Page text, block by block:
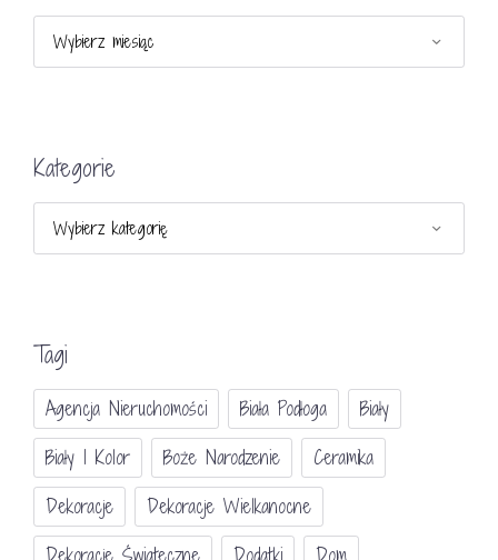
Kategorie
Tagi
Agencja Nieruchomości Biała Podłoga
Biały
Biały I Kolor
Boże Narodzenie
Ceramika
Dekoracje
Dekoracje Wielkanocne